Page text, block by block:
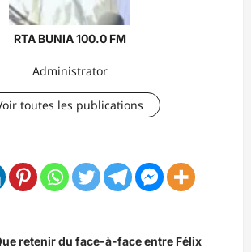
RTA BUNIA 100.0 FM
Administrator
toutes les publications
retenir du face-à-face entre Félix